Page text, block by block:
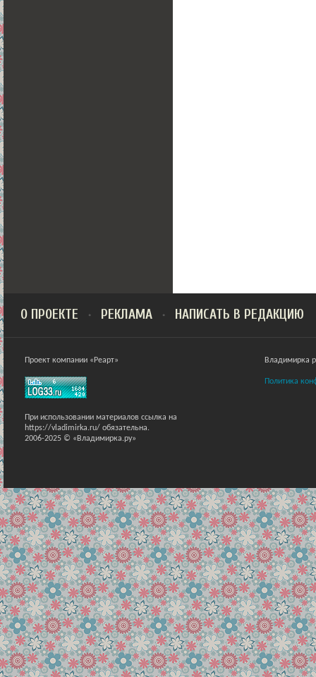
О ПРОЕКТЕ РЕКЛАМА НАПИСАТЬ В РЕДАКЦИЮ
Проект компании «Реарт»
При использовании материалов ссылка на
https://vladimirka.ru/ обязательна.
2006-2025 © «Владимирка.ру»
Владимирка
Политика